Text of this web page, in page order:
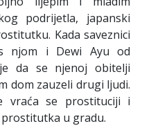
podrijetla, japanski
Kada saveznici
njom i Dewi Ayu od
da se njenoj obitelji
dom zauzeli drugi ljudi.
vraća se prostituciji i
u gradu.